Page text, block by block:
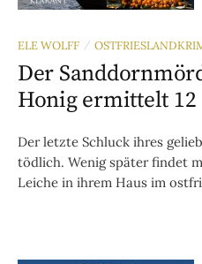
ELE WOLFF /
Der
Honig ermittelt 12
Der letzte Schluck ihres
tödlich. Wenig später findet
Leiche in ihrem Haus im